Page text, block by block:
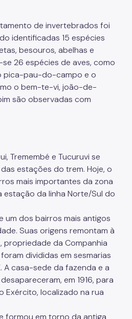
de invertebrados foi
identificadas 15 espécies
besouros, abelhas e
26 espécies de aves, como
pica-pau-do-campo e o
o bem-te-vi, joão-de-
são observadas com
Tremembé e Tucuruvi se
estações do trem. Hoje, o
mais importantes da zona
estação da linha Norte/Sul do
um dos bairros mais antigos
Suas origens remontam à
propriedade da Companhia
divididas em sesmarias
A casa-sede da fazenda e a
em 1916, para
Exército, localizado na rua
formou em torno da antiga